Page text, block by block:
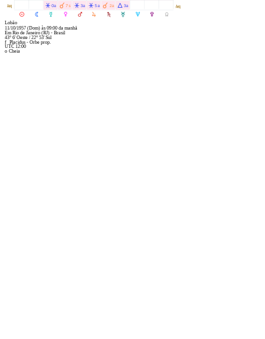
M N O P Q R S T U V Y
l
l Â 0a À 7s Â 3a Â 5a À 2a Á 3a
Lobão
11/10/1957 (Dom) às 09:00 da manhã
EmRio de Janeiro (RJ) - Brasil
43° 6' Oeste/22° 53' Sul
f Placidus - Orbe prop.
UTC 12:00
Cheia
o